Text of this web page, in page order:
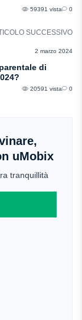
59391 vista 0
SUCCESSIVO
2 marzo 2024
di
20591 vista 0
uMobix
tranquillità